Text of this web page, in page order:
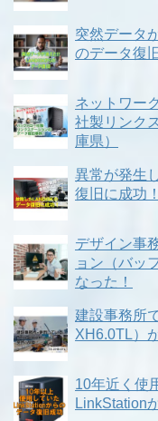
突然データ
のデータ復
ネットワー
社製リンク
庫県）
異常が発生
復旧に成功！
デザイン事
ョン（バッ
なった！
建設事務所
XH6.0TL）
10年近く使
LinkStation